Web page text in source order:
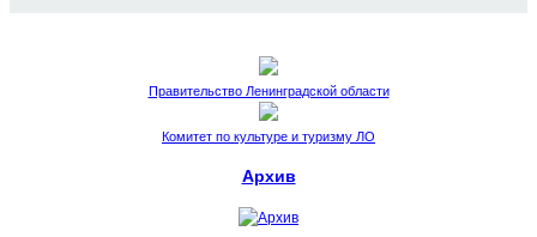
Правительство Ленинградской области
Комитет по культуре и туризму ЛО
Архив